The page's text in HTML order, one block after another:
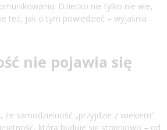
Dziecko nie tylko nie wie,
też, jak o tym powiedzieć – wyjaśnia
nie pojawia się
że samodzielność „przyjdzie z wiekiem”.
którą buduje się stopniowo – od